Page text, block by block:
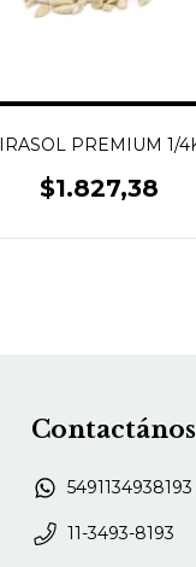
PREMIUM 1/
$1.827,38
Contactános
5491134938193
11-3493-8193